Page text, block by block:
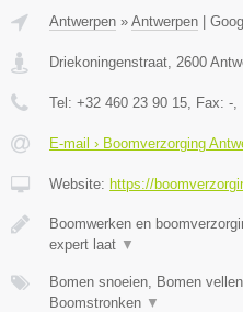
Antwerpen » Antwerpen
Driekoningenstraat 2600
Tel: +32 460 23 90 15 , Fax: -
E-mail › Boomverzorging
Website: https://
Boomwerken en
expert laat ▼
Bomen snoeien, Bomen
Boomstronken ▼